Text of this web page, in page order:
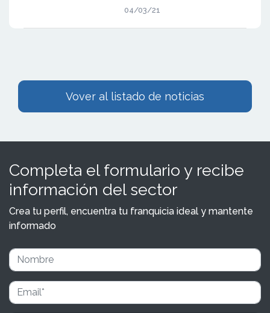
04/03/21
Vover al listado de noticias
Completa el formulario y recibe
información del sector
Crea tu perfil, encuentra tu franquicia ideal y mantente
informado